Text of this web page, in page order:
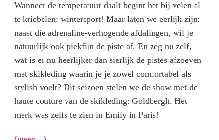
Wanneer de temperatuur daalt begint het bij velen al
te kriebelen: wintersport! Maar laten we eerlijk zijn:
naast die adrenaline-verhogende afdalingen, wil je
natuurlijk ook piekfijn de piste af. En zeg nu zelf,
wat is er nu heerlijker dan sierlijk de pistes afzoeven
met skikleding waarin je je zowel comfortabel als
stylish voelt? Dit seizoen stelen we de show met de
haute couture van de skikleding: Goldbergh. Het
merk was zelfs te zien in Emily in Paris!